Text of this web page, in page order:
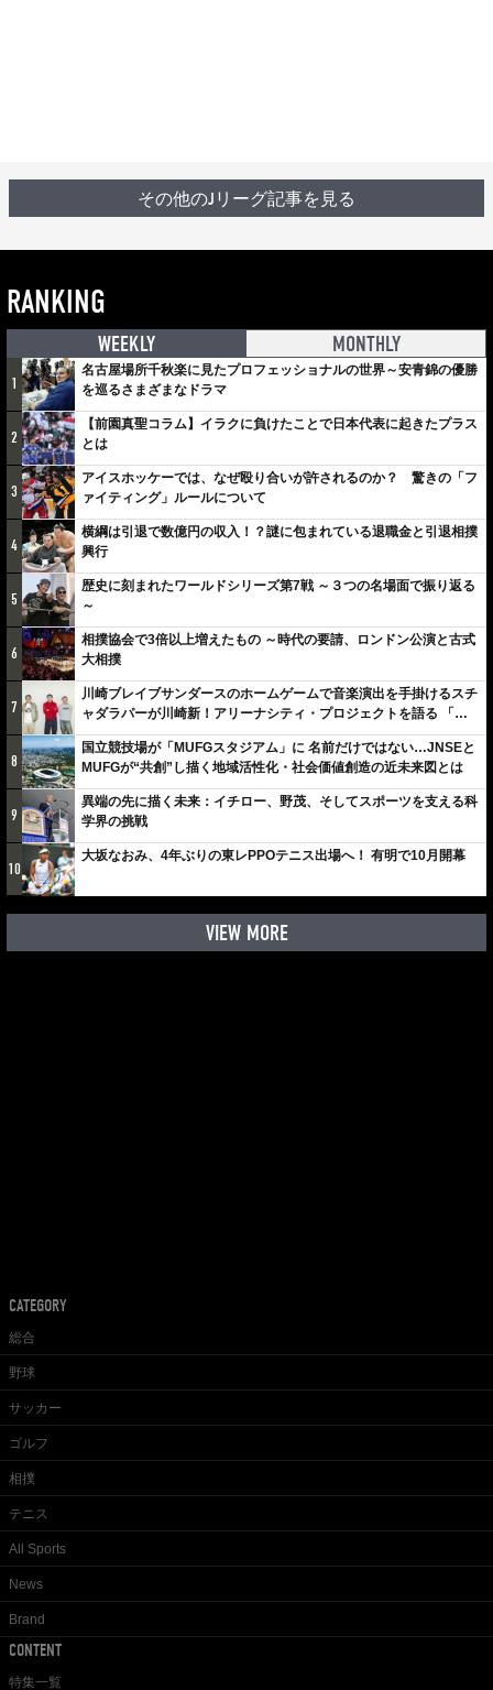
その他のJリーグ記事を見る
RANKING
WEEKLY MONTHLY
1
名古屋場所千秋楽に見たプロフェッショナルの世界～安青錦の優勝
を巡るさまざまなドラマ
2
【前園真聖コラム】イラクに負けたことで日本代表に起きたプラス
とは
3
アイスホッケーでは、なぜ殴り合いが許されるのか？ 驚きの「フ
ァイティング」ルールについて
4
横綱は引退で数億円の収入！？謎に包まれている退職金と引退相撲
興行
5
歴史に刻まれたワールドシリーズ第7戦 ～３つの名場面で振り返る
～
6
相撲協会で3倍以上増えたもの ～時代の要請、ロンドン公演と古式
大相撲
7
川崎ブレイブサンダースのホームゲームで音楽演出を手掛けるスチ
ャダラパーが川崎新！アリーナシティ・プロジェクトを語る 「楽
しみでしかないでしょ。川崎は、ずっと成長曲線だから」
8
国立競技場が「MUFGスタジアム」に 名前だけではない…JNSEと
MUFGが“共創”し描く地域活性化・社会価値創造の近未来図とは
9
異端の先に描く未来：イチロー、野茂、そしてスポーツを支える科
学界の挑戦
10
大坂なおみ、4年ぶりの東レPPOテニス出場へ！ 有明で10月開幕
VIEW MORE
CATEGORY
総合
野球
サッカー
ゴルフ
相撲
テニス
All Sports
News
Brand
CONTENT
特集一覧